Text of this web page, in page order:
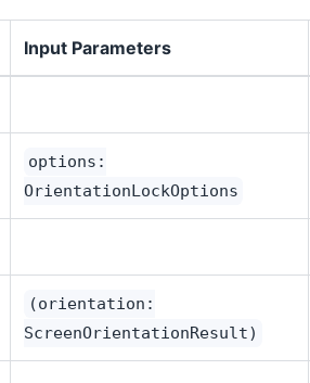
Input Parameters
options:
OrientationLockOptions
(orientation:
ScreenOrientationResult)